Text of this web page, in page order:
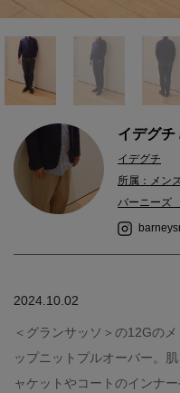
イデグチ
イデグチ
所属：メン
バーニーズ
2024.10.02
＜グランサッソ＞の12Gの
ップニットプルオーバー。
ャケットやコートのインナ